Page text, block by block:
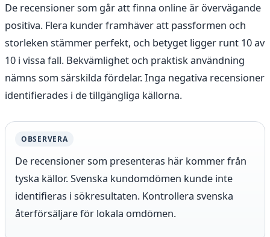
De recensioner som går att finna online är övervägande
positiva. Flera kunder framhäver att passformen och
storleken stämmer perfekt, och betyget ligger runt 10 av
10 i vissa fall. Bekvämlighet och praktisk användning
nämns som särskilda fördelar. Inga negativa recensioner
identifierades i de tillgängliga källorna.
OBSERVERA
De recensioner som presenteras här kommer från
tyska källor. Svenska kundomdömen kunde inte
identifieras i sökresultaten. Kontrollera svenska
återförsäljare för lokala omdömen.